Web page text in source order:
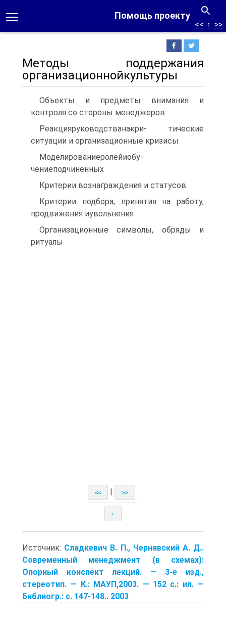
Помощь проекту
<< ↑ >>
Методы поддержания
организационнойкультуры
Объекты и предметы внимания и
контроля со стороны менеджеров
Реакцияруководстванакри- тические
ситуации и организационные кризисы
Моделированиеролейиобу-
чениеподчиненных
Критерии вознаграждения и статусов
Критерии подбора, принятия на работу,
продвижения иувольнения
Организационные символы, обряды и
ритуалы
<< >>
↑
Источник: Сладкевич В. П., Чернявский А. Д..
Современный менеджмент (в схемах):
Опорный конспект лекций. — 3-е изд.,
стереотип. — К.: МАУП,2003. — 152 с.: ил. —
Библиогр.: с. 147-148.. 2003